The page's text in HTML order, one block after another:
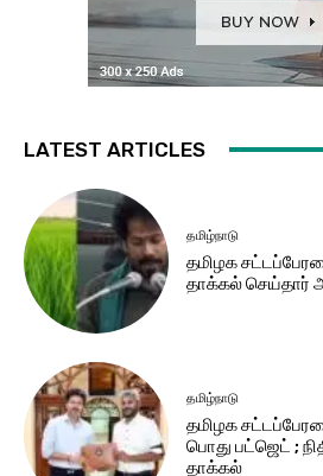
LATEST ARTICLES
தமிழ்நாடு
தமிழக
தாக்கல்
தமிழ்நாடு
தமிழக
பொது பட்ஜெட் ;
தாக்​கல்